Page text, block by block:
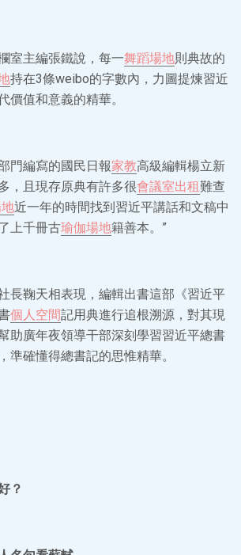
室主編張鐵說，每一舞蹈場地則典故的
持在3條weibo的字數內，力圖提煉習近
價值和意義的精華。
門編寫的國民日報家教高級編輯楊立新
，且現存原典有許多很會議室出租難查
近一年的時間找到習近平講話和文稿中
上千冊古瑜伽場地籍善本。”
長鞠天相表現，編輯出書這部《習近平
個人空間記用典進行追根溯源，對其現
助廣年夜領導干部深刻學習習近平總書
準確懂得總書記的思惟精華。
？